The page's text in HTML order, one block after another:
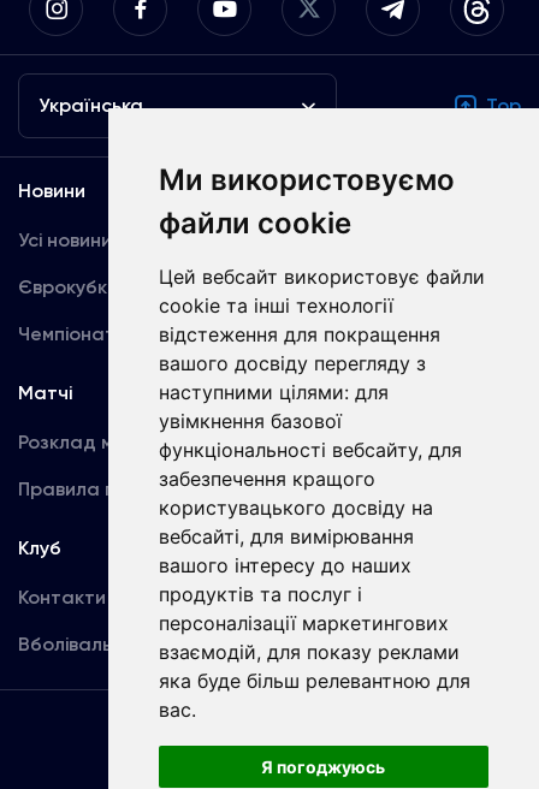
Ми використовуємо
файли cookie
Цей вебсайт використовує файли
cookie та інші технології
відстеження для покращення
вашого досвіду перегляду з
наступними цілями: для
увімкнення базової
функціональності вебсайту, для
забезпечення кращого
користувацького досвіду на
вебсайті, для вимірювання
вашого інтересу до наших
продуктів та послуг і
персоналізації маркетингових
взаємодій, для показу реклами
яка буде більш релевантною для
вас.
Я погоджуюсь
Українська Top
Новини
Усі новини
Єврокубки
Чемпіонат України
Медіа
Динамо TV
Фотогалерея
Акредитація
Матчі
Розклад матчів
Правила поведінки
Команда
Перша команда
U19
Клуб
Контакти
Вболівальникам
Угода
користувача